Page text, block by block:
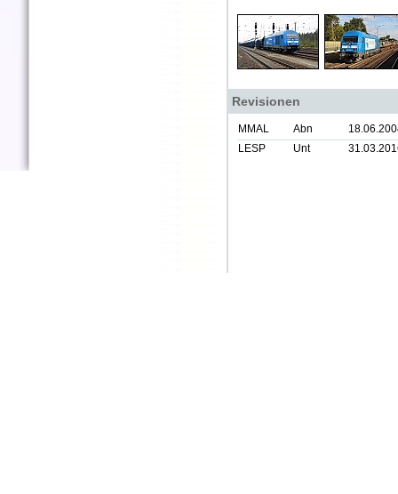
Revisionen
MMAL Abn
LESP
Unt